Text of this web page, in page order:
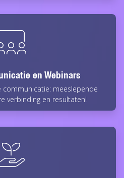
en Webinars
communicatie: meeslepende
verbinding en resultaten!